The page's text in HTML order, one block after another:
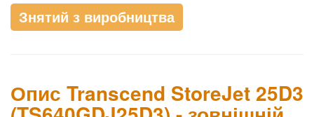
Знятий з виробництва
Опис Transcend StoreJet 25D3